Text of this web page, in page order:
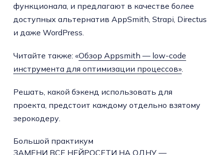
функционала, и предлагают в качестве более
доступных альтернатив AppSmith, Strapi, Directus
и даже WordPress.
Читайте также: «Обзор Appsmith — low-code
инструмента для оптимизации процессов».
Решать, какой бэкенд использовать для
проекта, предстоит каждому отдельно взятому
зерокодеру.
Большой практикум
ЗАМЕНИ ВСЕ НЕЙРОСЕТИ НА ОДНУ —